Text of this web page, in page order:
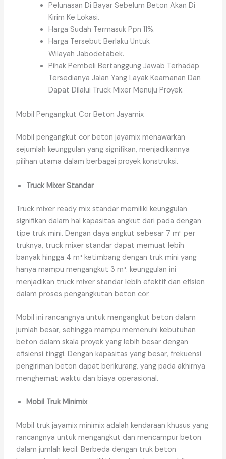
Pelunasan Di Bayar Sebelum Beton Akan Di
Kirim Ke Lokasi.
Harga Sudah Termasuk Ppn 11%.
Harga Tersebut Berlaku Untuk
Wilayah Jabodetabek.
Pihak Pembeli Bertanggung Jawab Terhadap
Tersedianya Jalan Yang Layak Keamanan Dan
Dapat Dilalui Truck Mixer Menuju Proyek.
Mobil Pengangkut Cor Beton Jayamix
Mobil pengangkut cor beton jayamix menawarkan
sejumlah keunggulan yang signifikan, menjadikannya
pilihan utama dalam berbagai proyek konstruksi.
Truck Mixer Standar
Truck mixer ready mix standar memiliki keunggulan
signifikan dalam hal kapasitas angkut dari pada dengan
tipe truk mini. Dengan daya angkut sebesar 7 m³ per
truknya, truck mixer standar dapat memuat lebih
banyak hingga 4 m³ ketimbang dengan truk mini yang
hanya mampu mengangkut 3 m³. keunggulan ini
menjadikan truck mixer standar lebih efektif dan efisien
dalam proses pengangkutan beton cor.
Mobil ini rancangnya untuk mengangkut beton dalam
jumlah besar, sehingga mampu memenuhi kebutuhan
beton dalam skala proyek yang lebih besar dengan
efisiensi tinggi. Dengan kapasitas yang besar, frekuensi
pengiriman beton dapat berikurang, yang pada akhirnya
menghemat waktu dan biaya operasional.
Mobil Truk Minimix
Mobil truk jayamix minimix adalah kendaraan khusus yang
rancangnya untuk mengangkut dan mencampur beton
dalam jumlah kecil. Berbeda dengan truk beton